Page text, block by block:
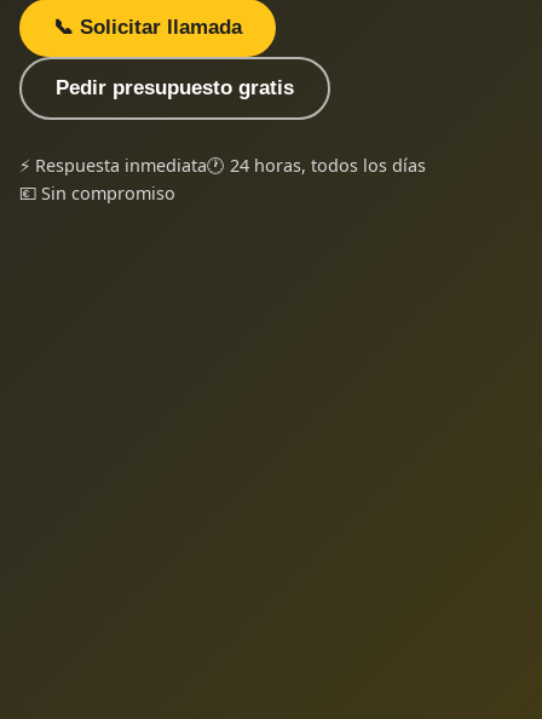
📞 Solicitar llamada
Pedir presupuesto gratis
⚡ Respuesta inmediata🕐 24 horas, todos los días
💶 Sin compromiso